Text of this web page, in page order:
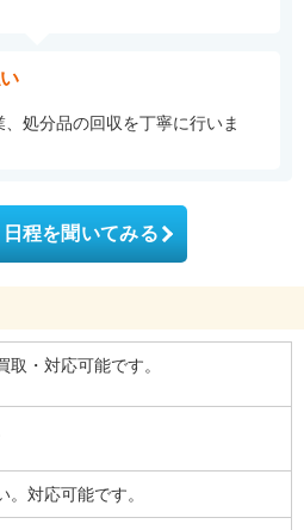
処分品の回収を丁寧に行いま
程を聞いてみる
取・対応可能です。
。対応可能です。